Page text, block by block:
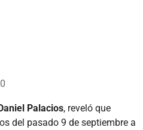
Palacios, reveló que
del pasado 9 de septiembre a